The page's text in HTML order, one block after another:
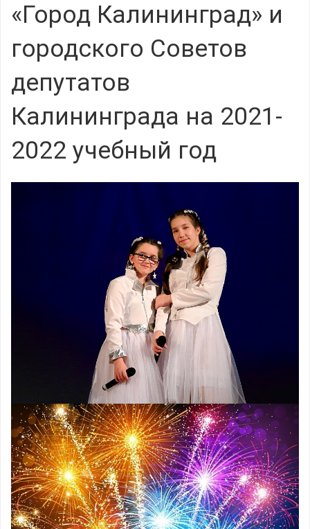
«Город Калининград» и
городского Советов
депутатов
Калининграда на 2021-
2022 учебный год